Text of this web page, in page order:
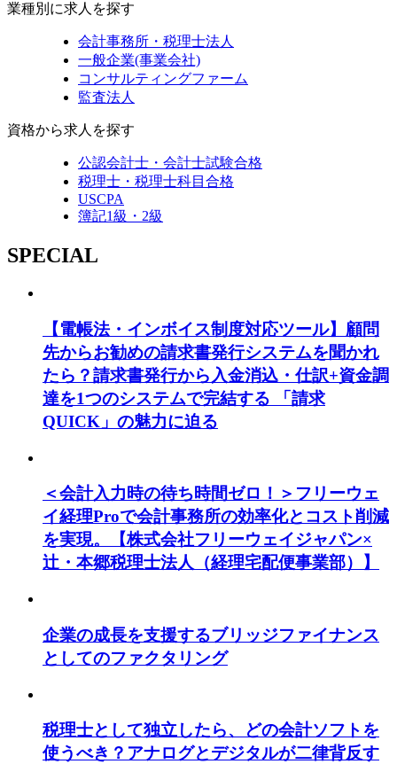
業種別に求人を探す
会計事務所・税理士法人
一般企業(事業会社)
コンサルティングファーム
監査法人
資格から求人を探す
公認会計士・会計士試験合格
税理士・税理士科目合格
USCPA
簿記1級・2級
SPECIAL
【電帳法・インボイス制度対応ツール】顧問
先からお勧めの請求書発行システムを聞かれ
たら？請求書発行から入金消込・仕訳+資金調
達を1つのシステムで完結する 「請求
QUICK」の魅力に迫る
＜会計入力時の待ち時間ゼロ！＞フリーウェ
イ経理Proで会計事務所の効率化とコスト削減
を実現。【株式会社フリーウェイジャパン×
辻・本郷税理士法人（経理宅配便事業部）】
企業の成長を支援するブリッジファイナンス
としてのファクタリング
税理士として独立したら、どの会計ソフトを
使うべき？アナログとデジタルが二律背反す